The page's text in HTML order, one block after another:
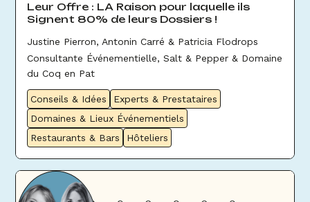
Leur Offre : LA Raison pour laquelle ils
Signent 80% de leurs Dossiers !
Justine Pierron, Antonin Carré & Patricia Flodrops
Consultante Événementielle, Salt & Pepper & Domaine
du Coq en Pat
Conseils & Idées
Experts & Prestataires
Domaines & Lieux Événementiels
Restaurants & Bars
Hôteliers